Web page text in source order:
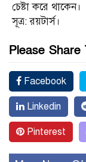
চেষ্টা করে থাকেন।
সূত্র: রয়টার্স।
Please
Facebook
Linkedin
Pinterest